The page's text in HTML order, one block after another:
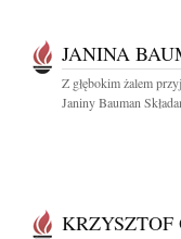
JANINA
Z głębokim żalem
Janiny Bauman
KRZYSZTOF